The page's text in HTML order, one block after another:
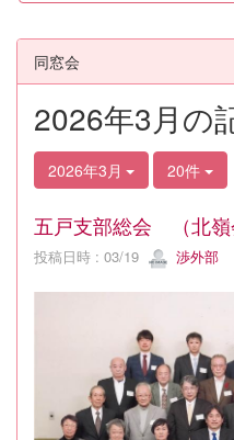
同窓会
2026年3月の
2026年3月 20件
五戸支部総会 （北嶺
投稿日時 : 03/19 渉外部